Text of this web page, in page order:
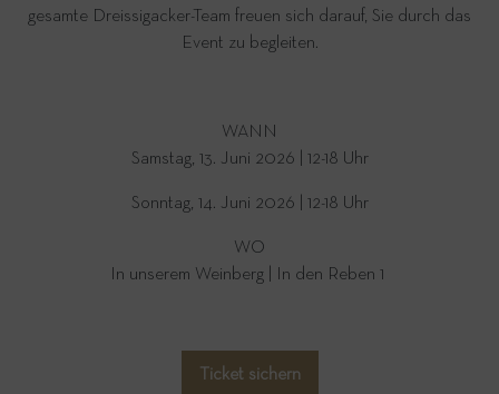
gesamte Dreissigacker-Team freuen sich darauf, Sie durch das
Event zu begleiten.
WANN
Samstag, 13. Juni 2026 | 12-18 Uhr
Sonntag, 14. Juni 2026 | 12-18 Uhr
WO
In unserem Weinberg | In den Reben 1
Ticket sichern